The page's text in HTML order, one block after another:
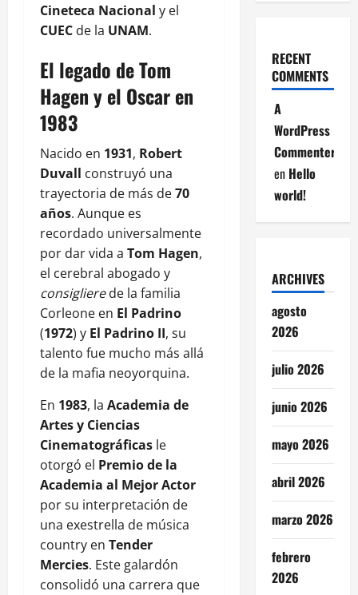
Cineteca Nacional y el
CUEC de la UNAM.
El legado de Tom
Hagen y el Oscar en
1983
Nacido en 1931, Robert
Duvall construyó una
trayectoria de más de70
años. Aunque es
recordado universalmente
por dar vida a Tom Hagen,
el cerebral abogado y
consiglierede la familia
Corleone en El Padrino
(1972) y El Padrino II, su
talento fue mucho más allá
de la mafia neoyorquina.
En 1983, la Academia de
Artes y Ciencias
Cinematográficas le
otorgó el Premio de la
Academia al Mejor Actor
por su interpretación de
una exestrella de música
country en Tender
Mercies. Este galardón
consolidó una carrera que
RECENT
COMMENTS
A
WordPress
Commenter
en Hello
world!
ARCHIVES
agosto
2026
julio 2026
junio 2026
mayo 2026
abril 2026
marzo 2026
febrero
2026